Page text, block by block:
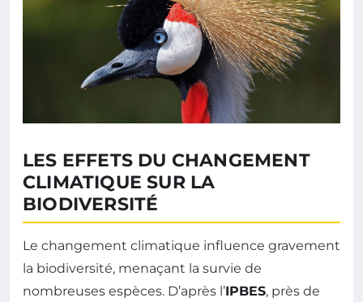
LES EFFETS DU CHANGEMENT
CLIMATIQUE SUR LA
BIODIVERSITÉ
Le changement climatique influence gravement
la biodiversité, menaçant la survie de
nombreuses espèces. D’après l’IPBES, près de